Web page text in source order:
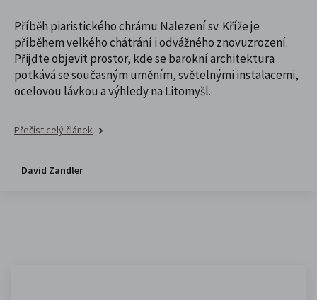
Příběh piaristického chrámu Nalezení sv. Kříže je
příběhem velkého chátrání i odvážného znovuzrození.
Přijďte objevit prostor, kde se barokní architektura
potkává se současným uměním, světelnými instalacemi,
ocelovou lávkou a výhledy na Litomyšl.
Přečíst celý článek
David Zandler